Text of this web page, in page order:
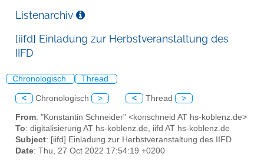
Listenarchiv
[iifd] Einladung zur Herbstveranstaltung des
IIFD
Chronologisch Thread
< Chronologisch > < Thread >
From: "Konstantin Schneider" <konschneid AT hs-koblenz.de>
To: digitalisierung AT hs-koblenz.de, iifd AT hs-koblenz.de
Subject: [iifd] Einladung zur Herbstveranstaltung des IIFD
Date: Thu, 27 Oct 2022 17:54:19 +0200